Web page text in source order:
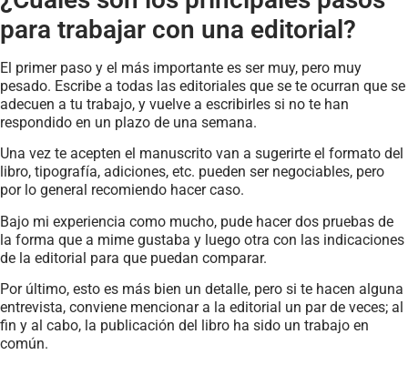
para trabajar con una editorial?
El primer paso y el más importante es ser muy, pero muy
pesado. Escribe a todas las editoriales que se te ocurran que se
adecuen a tu trabajo, y vuelve a escribirles si no te han
respondido en un plazo de una semana.
Una vez te acepten el manuscrito van a sugerirte el formato del
libro, tipografía, adiciones, etc. pueden ser negociables, pero
por lo general recomiendo hacer caso.
Bajo mi experiencia como mucho, pude hacer dos pruebas de
la forma que a mime gustaba y luego otra con las indicaciones
de la editorial para que puedan comparar.
Por último, esto es más bien un detalle, pero si te hacen alguna
entrevista, conviene mencionar a la editorial un par de veces; al
fin y al cabo, la publicación del libro ha sido un trabajo en
común.